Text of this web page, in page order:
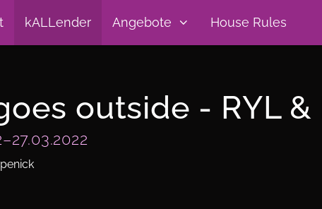
kALLender Angebote House Rules
outside - RYL &